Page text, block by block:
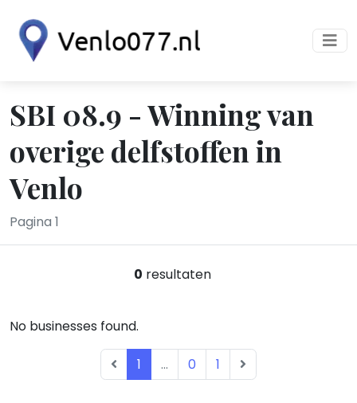
SBI 08.9 - Winning van
overige delfstoffen in
Venlo
Pagina 1
0 resultaten
No businesses found.
1 ... 0 1